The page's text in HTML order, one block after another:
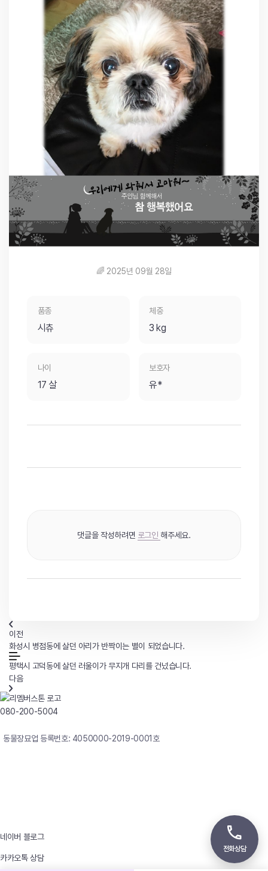
🌈 2025년 09월 28일
품종
시츄
체중
3 kg
나이
17 살
보호자
유*
댓글을 작성하려면 로그인 해주세요.
이전
화성시 병점동에 살던 아리가 반짝이는 별이 되었습니다.
평택시 고덕동에 살던 러울이가 무지개 다리를 건넜습니다.
다음
080-200-5004
동물장묘업 등록번호: 4050000-2019-0001호
네이버 블로그
카카오톡 상담
전화상담